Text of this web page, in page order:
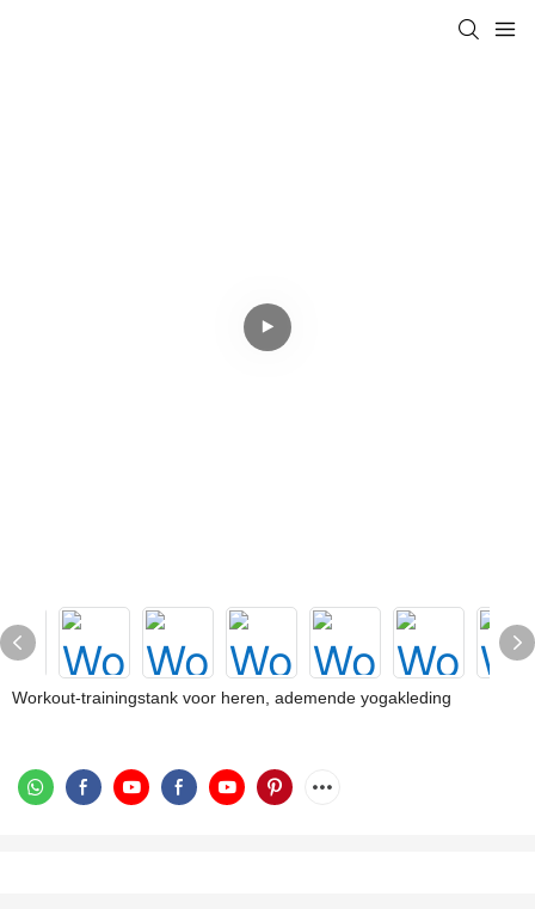
Workout-trainingstank voor heren, ademende yogakleding